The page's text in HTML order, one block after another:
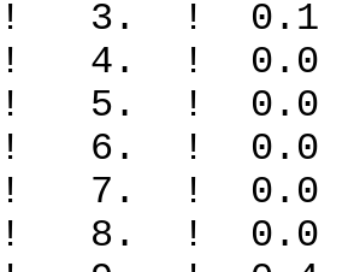
! 3. !
! 4. !
! 5. !
! 6. ! 0.0
! 7. ! 0.0
! 8. ! 0.0